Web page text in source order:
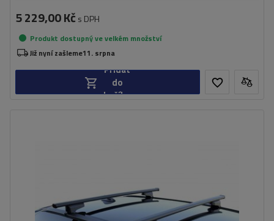
5 229,00 Kč s DPH
Produkt dostupný ve velkém množství
Již nyní zašleme11. srpna
Přidat
do
košíku